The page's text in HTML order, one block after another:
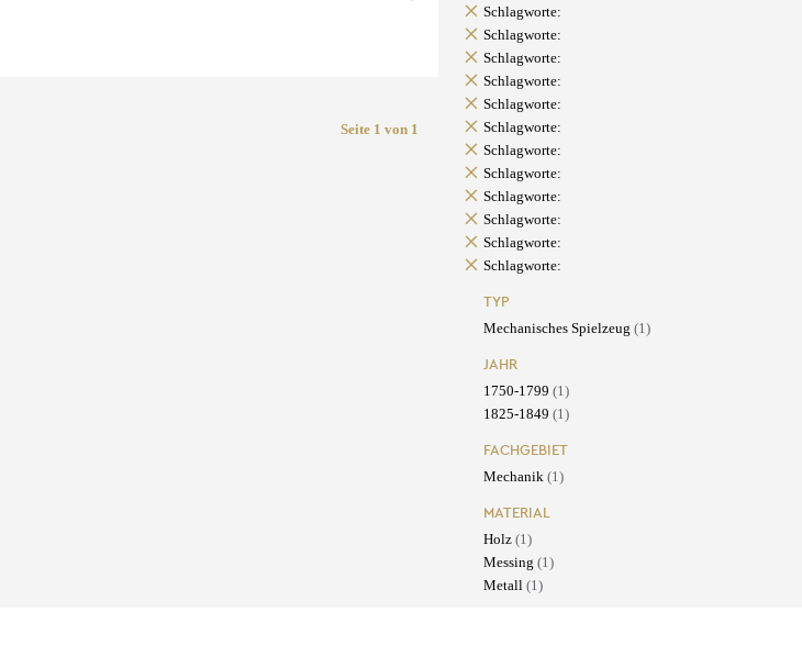
Seite 1 von 1
Schlagworte:
Schlagworte:
Schlagworte:
Schlagworte:
Schlagworte:
Schlagworte:
Schlagworte:
Schlagworte:
Schlagworte:
Schlagworte:
Schlagworte:
Schlagworte:
TYP
Mechanisches Spielzeug (1)
JAHR
1750-1799 (1)
1825-1849 (1)
FACHGEBIET
Mechanik (1)
MATERIAL
Holz (1)
Messing (1)
Metall (1)